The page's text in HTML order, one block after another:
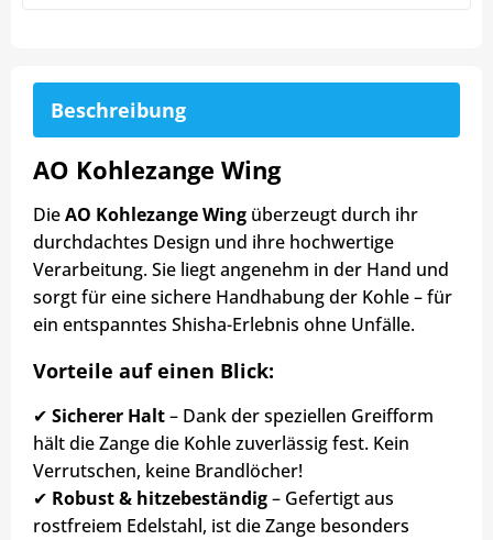
Beschreibung
AO Kohlezange Wing
DieAO Kohlezange Wing überzeugt durch ihr
durchdachtes Design und ihre hochwertige
Verarbeitung. Sie liegt angenehm in der Hand und
sorgt für eine sichere Handhabung der Kohle – für
ein entspanntes Shisha-Erlebnis ohne Unfälle.
Vorteile auf einen Blick:
✔ Sicherer Halt– Dank der speziellen Greifform
hält die Zange die Kohle zuverlässig fest. Kein
Verrutschen, keine Brandlöcher!
✔ Robust & hitzebeständig– Gefertigt aus
rostfreiem Edelstahl, ist die Zange besonders